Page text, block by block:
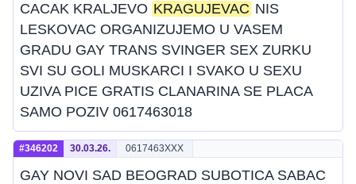
CACAK KRALJEVO KRAGUJEVAC NIS
LESKOVAC ORGANIZUJEMO U VASEM
GRADU GAY TRANS SVINGER SEX ZURKU
SVI SU GOLI MUSKARCI I SVAKO U SEXU
UZIVA PICE GRATIS CLANARINA SE PLACA
SAMO POZIV 0617463018
#346202 30.03.26. 0617463XXX
GAY NOVI SAD BEOGRAD SUBOTICA SABAC